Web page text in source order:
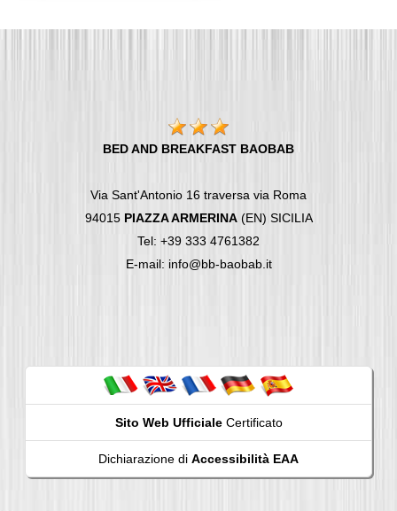
BED AND BREAKFAST BAOBAB
Via Sant'Antonio 16 traversa via Roma
94015 PIAZZA ARMERINA(EN) SICILIA
Tel: +39 333 4761382
E-mail: info@bb-baobab.it
Sito Web UfficialeCertificato
Dichiarazione di Accessibilità EAA